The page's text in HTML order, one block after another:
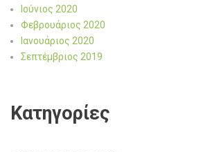
Ιούνιος 2020
Φεβρουάριος 2020
Ιανουάριος 2020
Σεπτέμβριος 2019
Kατηγορίες